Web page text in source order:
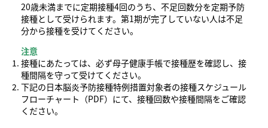
20歳未満までに定期接種4回のうち、不足回数分を定期予防
接種として受けられます。第1期が完了していない人は不足
分から接種を受けてください。
注意
接種にあたっては、必ず母子健康手帳で接種歴を確認し、接
種間隔を守って受けてください。
下記の日本脳炎予防接種特例措置対象者の接種スケジュール
フローチャート（PDF）にて、接種回数や接種間隔をご確認
ください。